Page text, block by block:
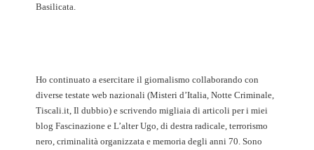
Basilicata.
Ho continuato a esercitare il giornalismo collaborando con
diverse testate web nazionali (Misteri d’Italia, Notte Criminale,
Tiscali.it, Il dubbio) e scrivendo migliaia di articoli per i miei
blog Fascinazione e L’alter Ugo, di destra radicale, terrorismo
nero, criminalità organizzata e memoria degli anni 70. Sono